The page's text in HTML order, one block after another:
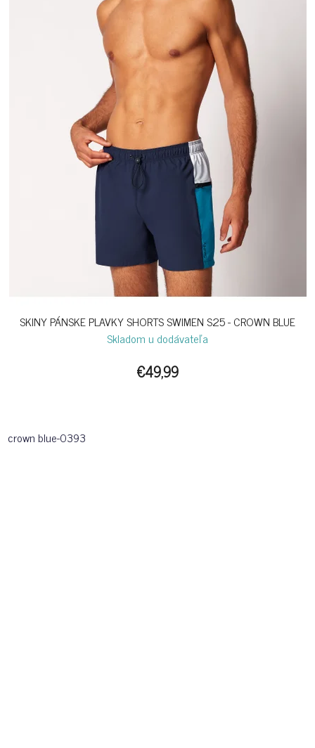
SKINY PÁNSKE PLAVKY SHORTS SWIMEN S25 - CROWN BLUE
Skladom u dodávateľa
€49,99
crown blue-0393